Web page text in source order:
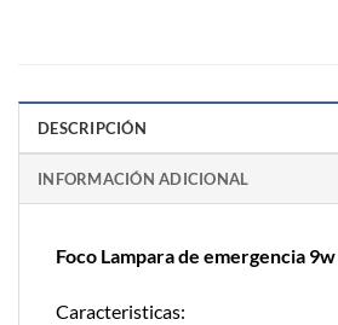
DESCRIPCIÓN
INFORMACIÓN ADICIONAL
Foco Lampara de emergencia
Caracteristicas: